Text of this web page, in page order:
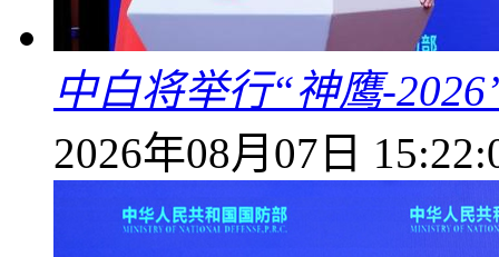
中白将举行“神鹰-
2026年08月07日